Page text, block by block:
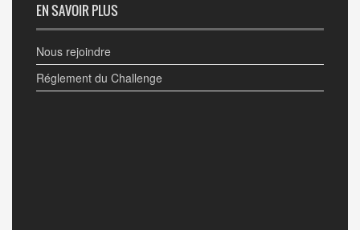
EN SAVOIR PLUS
Nous rejoindre
Réglement du Challenge